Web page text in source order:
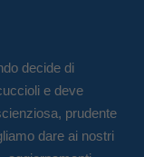
decide di
e deve
prudente
dare ai nostri